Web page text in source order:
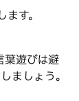
す。
葉遊びは避
ましょう。